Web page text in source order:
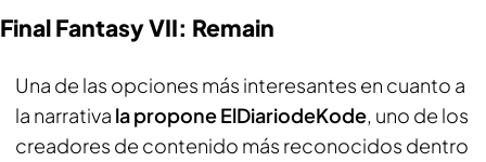
Final Fantasy VII: Remain
Una de las opciones más interesantes en cuanto a
la narrativa la propone ElDiariodeKode, uno de los
creadores de contenido más reconocidos dentro